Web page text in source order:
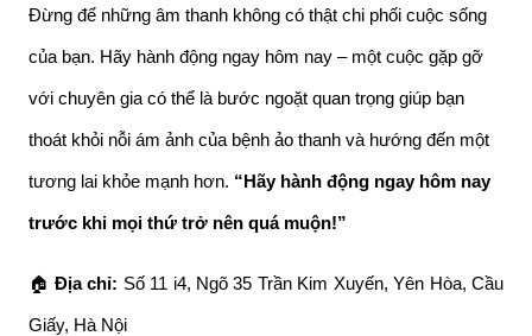
Đừng để những âm thanh không có thật chi phối cuộc sống
của bạn. Hãy hành động ngay hôm nay – một cuộc gặp gỡ
với chuyên gia có thể là bước ngoặt quan trọng giúp bạn
thoát khỏi nỗi ám ảnh của bệnh ảo thanh và hướng đến một
tương lai khỏe mạnh hơn. “Hãy hành động ngay hôm nay
trước khi mọi thứ trở nên quá muộn!”
🏠 Địa chỉ: Số 11 i4, Ngõ 35 Trần Kim Xuyến, Yên Hòa, Cầu
Giấy, Hà Nội